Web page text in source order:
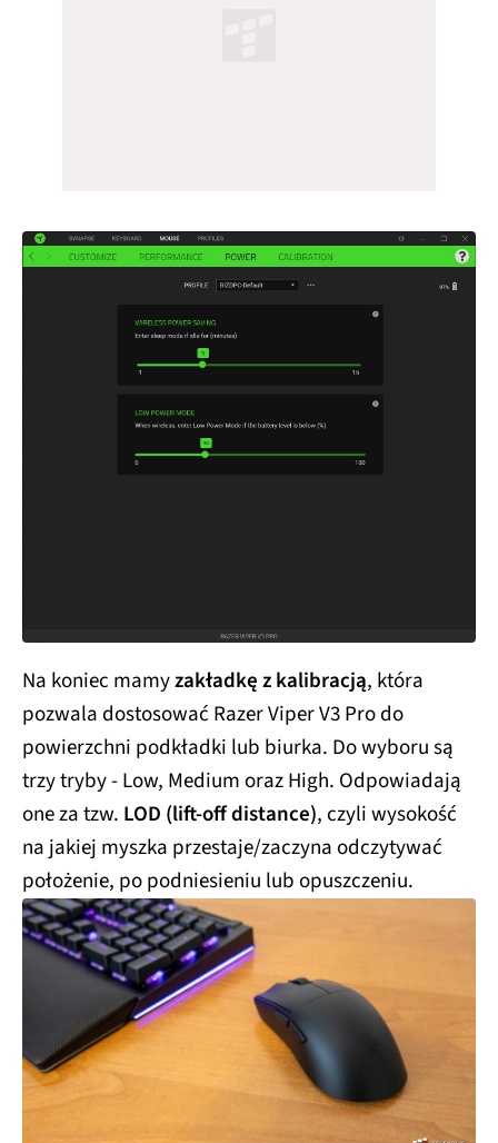
Na koniec mamyzakładkę z kalibracją, która
pozwala dostosować Razer Viper V3 Pro do
powierzchni podkładki lub biurka. Do wyboru są
trzy tryby - Low, Medium oraz High. Odpowiadają
one za tzw. LOD (lift-off distance), czyli wysokość
na jakiej myszka przestaje/zaczyna odczytywać
położenie, po podniesieniu lub opuszczeniu.